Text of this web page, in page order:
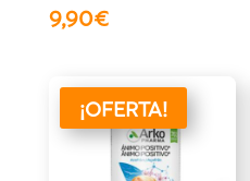
9,90€
¡OFERTA!